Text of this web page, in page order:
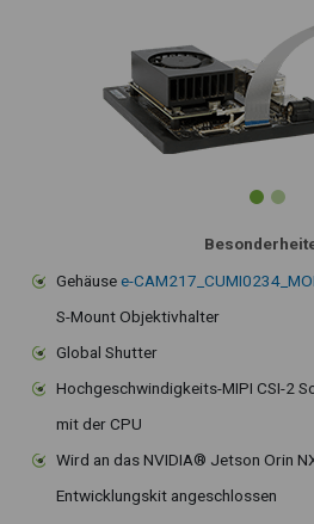
Gehäusee-
S-Mount Objektivhalter
Global Shutter
Hochgeschwindigkeits-MIPI CSI-2
mit der CPU
Wird an das NVIDIA® Jetson Orin
Entwicklungskit angeschlossen